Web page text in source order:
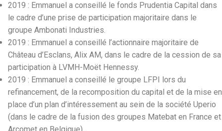
2019 : Emmanuel a conseillé le fonds Prudentia Capital dans
le cadre d’une prise de participation majoritaire dans le
groupe Ambonati Industries.
2019 : Emmanuel a conseillé l’actionnaire majoritaire de
Château d’Esclans, Alix AM, dans le cadre de la cession de sa
participation à LVMH-Moët Hennessy.
2019 : Emmanuel a conseillé le groupe LFPI lors du
refinancement, de la recomposition du capital et de la mise en
place d’un plan d’intéressement au sein de la société Uperio
(dans le cadre de la fusion des groupes Matebat en France et